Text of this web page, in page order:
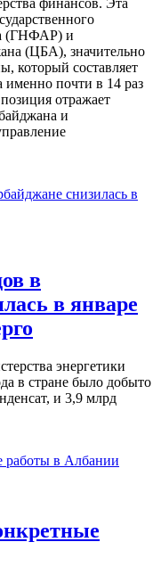
(ГНФАР) и
(ЦБА), значительно
который составляет
именно почти в 14 раз
отражает
и
в
в январе
энергетики
в стране было добыто
и 3,9 млрд